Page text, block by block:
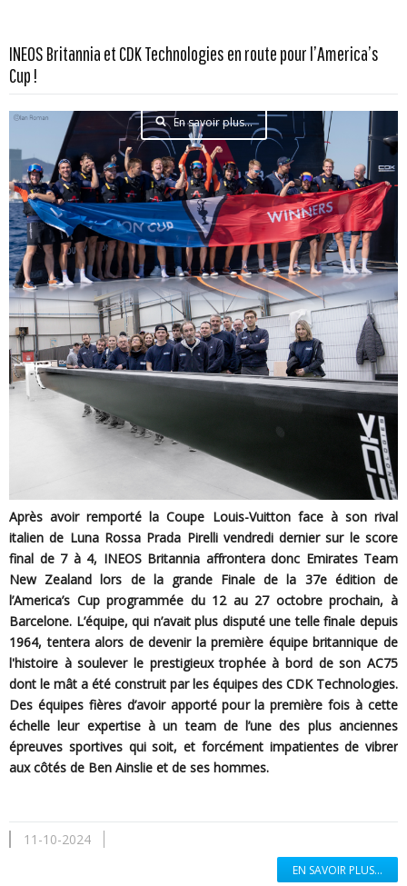
INEOS Britannia et CDK Technologies en route pour l’America’s
Cup !
En savoir plus...
Après avoir remporté la Coupe Louis-Vuitton face à son rival
italien de Luna Rossa Prada Pirelli vendredi dernier sur le score
final de 7 à 4, INEOS Britannia affrontera donc Emirates Team
New Zealand lors de la grande Finale de la 37e édition de
l’America’s Cup programmée du 12 au 27 octobre prochain, à
Barcelone. L’équipe, qui n’avait plus disputé une telle finale depuis
1964, tentera alors de devenir la première équipe britannique de
l'histoire à soulever le prestigieux trophée à bord de son AC75
dont le mât a été construit par les équipes des CDK Technologies.
Des équipes fières d’avoir apporté pour la première fois à cette
échelle leur expertise à un team de l’une des plus anciennes
épreuves sportives qui soit, et forcément impatientes de vibrer
aux côtés de Ben Ainslie et de ses hommes.
11-10-2024
EN SAVOIR PLUS...